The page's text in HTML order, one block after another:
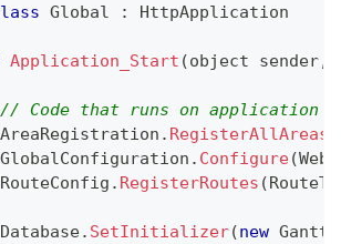
Global :
HttpApplication
Application_Start (object sender,
// Code that runs on application
AreaRegistration . RegisterAllAreas
GlobalConfiguration . Configure(
RouteConfig . RegisterRoutes (
Database. SetInitializer(new